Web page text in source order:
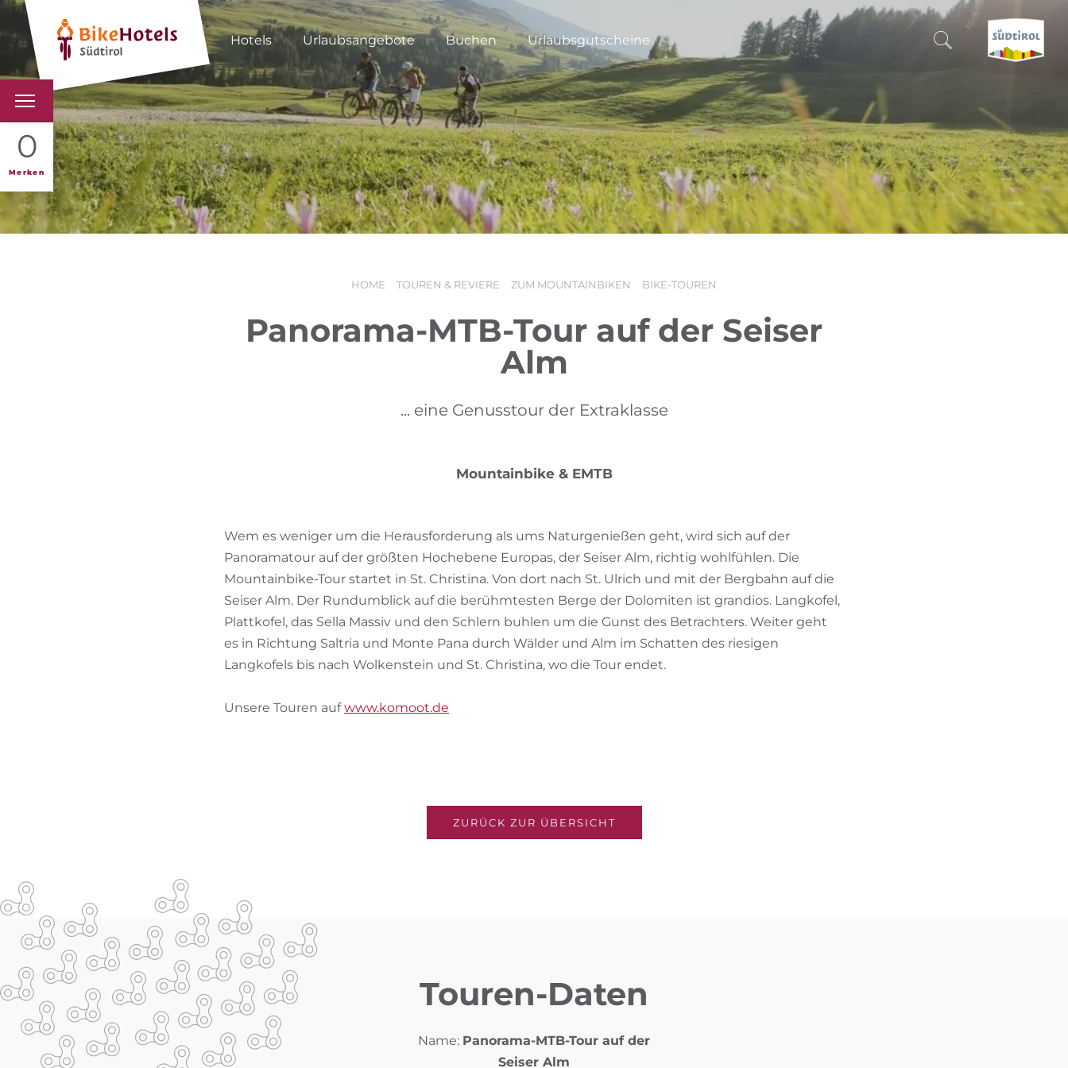
Hotels Urlaubsangebote Buchen Urlaubsgutscheine
0
Merken
BIKEHOTELS
HOTELS & PAKETE
TOUREN & REVIERE
SUCHEN & BUCHEN
ENTDECKE SÜDTIROL
WANN?
HOME TOUREN & REVIERE ZUM MOUNTAINBIKEN BIKE-TOUREN
Panorama-MTB-Tour auf der Seiser
Alm
... eine Genusstour der Extraklasse
Mountainbike & EMTB
Wem es weniger um die Herausforderung als ums Naturgenießen geht, wird sich auf der
Panoramatour auf der größten Hochebene Europas, der Seiser Alm, richtig wohlfühlen. Die
Mountainbike-Tour startet in St. Christina. Von dort nach St. Ulrich und mit der Bergbahn auf die
Seiser Alm. Der Rundumblick auf die berühmtesten Berge der Dolomiten ist grandios. Langkofel,
Plattkofel, das Sella Massiv und den Schlern buhlen um die Gunst des Betrachters. Weiter geht
es in Richtung Saltria und Monte Pana durch Wälder und Alm im Schatten des riesigen
Langkofels bis nach Wolkenstein und St. Christina, wo die Tour endet.
Unsere Touren aufwww.komoot.de
ZURÜCK ZUR ÜBERSICHT
Touren-Daten
Name: Panorama-MTB-Tour auf der
Seiser Alm